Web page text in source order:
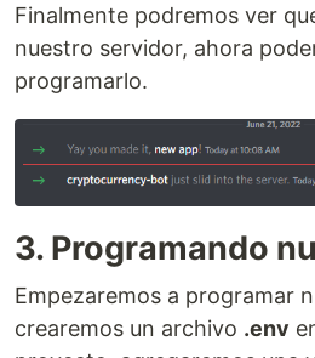
Finalmente podremos ver
nuestro servidor, ahora
programarlo.
3. Programando
Empezaremos a programar
crearemos un archivo .env